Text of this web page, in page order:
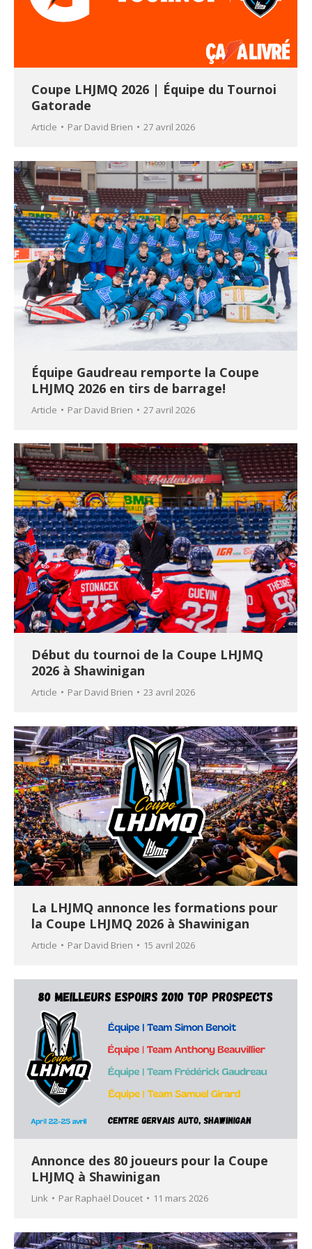
Coupe LHJMQ 2026 | Équipe du Tournoi
Gatorade
Article Par David Brien 27 avril 2026
Équipe Gaudreau remporte la Coupe
LHJMQ 2026 en tirs de barrage!
Article Par David Brien 27 avril 2026
Début du tournoi de la Coupe LHJMQ
2026 à Shawinigan
Article Par David Brien 23 avril 2026
La LHJMQ annonce les formations pour
la Coupe LHJMQ 2026 à Shawinigan
Article Par David Brien 15 avril 2026
Annonce des 80 joueurs pour la Coupe
LHJMQ à Shawinigan
Link Par Raphaël Doucet 11 mars 2026